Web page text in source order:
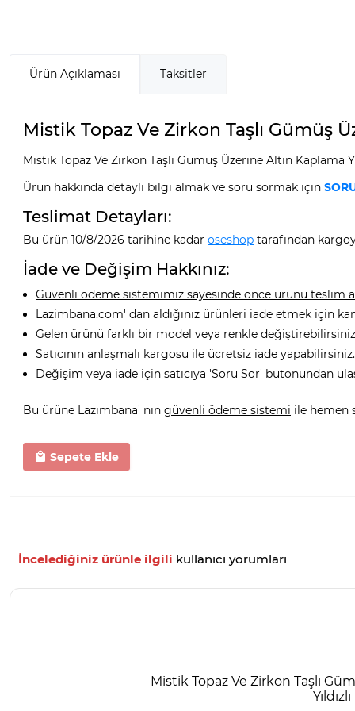
Ürün Açıklaması Taksitler
Mistik Topaz Ve Zirkon Taşlı Gümüş
Mistik Topaz Ve Zirkon Taşlı Gümüş Üzerine Altın Kaplama
Ürün hakkında detaylı bilgi almak ve soru sormak için
Teslimat Detayları:
Bu ürün 10/8/2026 tarihine kadar oseshop tarafından
İade ve Değişim Hakkınız:
Güvenli ödeme sistemimiz sayesinde önce ürünü teslim
Lazimbana.com' dan aldığınız ürünleri iade etmek için
Gelen ürünü farklı bir model veya renkle
Satıcının anlaşmalı kargosu ile ücretsiz iade yapabilirsiniz.
Değişim veya iade için satıcıya 'Soru Sor' butonundan
Bu ürüne Lazımbana' nın güvenli ödeme sistemi ile hemen
Sepete Ekle
İncelediğiniz ürünle ilgili kullanıcı yorumları
Mistik Topaz Ve Zirkon Taşlı
Yıldızlı